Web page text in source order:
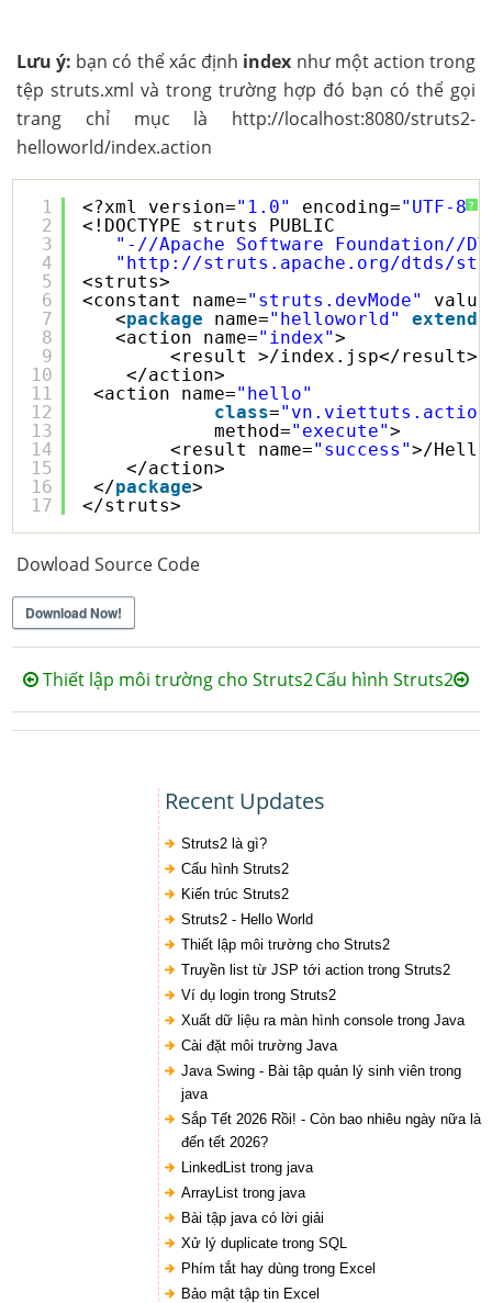
Lưu ý: bạn có thể xác định index như một action trong
tệp struts.xml và trong trường hợp đó bạn có thể gọi
trang chỉ mục là http://localhost:8080/struts2-
helloworld/index.action
?
1
2
3
4
5
6
7
8
9
10
11
12
13
14
15
16
17
<?xml version="1.0" encoding="UTF-8"
<!DOCTYPE struts PUBLIC
"-//Apache Software Foundation//
" http://struts.apache.org/dtds/
<struts>
<constant name="struts.devMode"
<package name="helloworld" extends
<action name="index">
<result >/index.jsp</result>
</action>
<action name="hello"
class=
method="execute">
<result name="success">/
</action>
</package>
</struts>
Dowload Source Code
Download Now!
Thiết lập môi trường cho Struts2Cấu hình Struts2
Recent Updates
Struts2 là gì?
Cấu hình Struts2
Kiến trúc Struts2
Struts2 - Hello World
Thiết lập môi trường cho Struts2
Truyền list từ JSP tới action trong Struts2
Ví dụ login trong Struts2
Xuất dữ liệu ra màn hình console trong Java
Cài đặt môi trường Java
Java Swing - Bài tập quản lý sinh viên trong
java
Sắp Tết 2026 Rồi! - Còn bao nhiêu ngày nữa là
đến tết 2026?
LinkedList trong java
ArrayList trong java
Bài tập java có lời giải
Xử lý duplicate trong SQL
Phím tắt hay dùng trong Excel
Bảo mật tập tin Excel